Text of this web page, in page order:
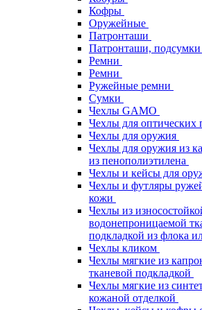
Кофры
Оружейные
Патронташи
Патронташи, подсумки
Ремни
Ремни
Ружейные ремни
Сумки
Чехлы GAMO
Чехлы для оптических
Чехлы для оружия
Чехлы для оружия из
из пенополиэтилена
Чехлы и кейсы для
Чехлы и футляры
кожи
Чехлы из
водонепроницаемой
подкладкой из флока
Чехлы кликом
Чехлы мягкие из
тканевой подкладкой
Чехлы мягкие из
кожаной отделкой